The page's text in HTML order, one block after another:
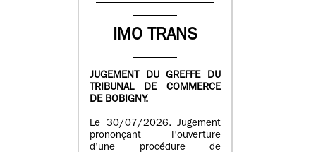
IMO TRANS
JUGEMENT DU GREFFE DU
TRIBUNAL DE COMMERCE
DE BOBIGNY.
Le 30/07/2026. Jugement
prononçant l’ouverture
d’une procédure de